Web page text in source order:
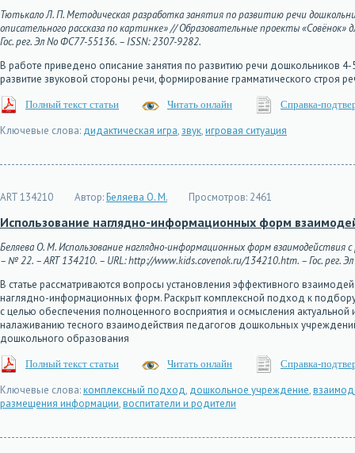
Тютькало Л. П. Методическая разработка занятия по развитию речи
описательного рассказа по картинке» // Образовательные проекты
Гос. рег. Эл No ФС77-55136. – ISSN: 2307-9282.
В работе приведено описание занятия по развитию речи дошкольников
развитие звуковой стороны речи, формирование грамматического строя
Полный текст статьи Читать онлайн Справка-
Ключевые слова: дидактическая игра,звук,игровая ситуация
ART 134210 Автор:Беляева О. М. Просмотров: 2461
Использование наглядно-информационных форм
Беляева О. М. Использование наглядно-информационных форм взаимодействия
– № 22. – ART 134210. – URL: http://www.kids.covenok.ru/134210.htm. – Гос. рег.
В статье рассматриваются вопросы установления эффективного
наглядно-информационных форм. Раскрыт комплексной подход к
с целью обеспечения полноценного восприятия и осмысления
налаживанию тесного взаимодействия педагогов дошкольных
дошкольного образования
Полный текст статьи Читать онлайн Справка-
Ключевые слова:комплексный подход, дошкольное учреждение,
размещения информации,воспитатели и родители